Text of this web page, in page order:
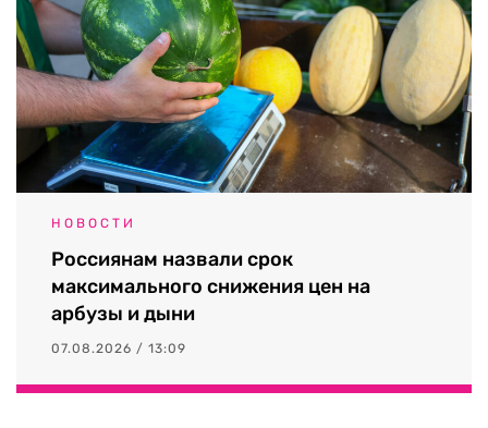
НОВОСТИ
Россиянам назвали срок
максимального снижения цен на
арбузы и дыни
07.08.2026 / 13:09